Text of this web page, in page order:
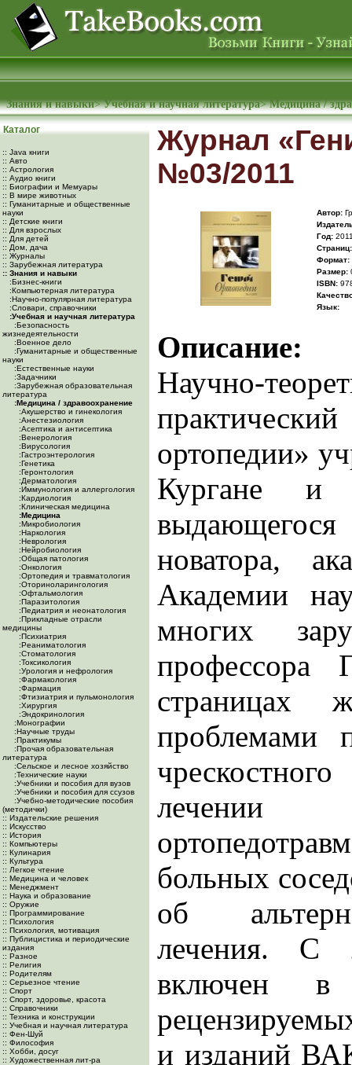
Знания и навыки>Учебная и научная литература>Медицина /
Каталог
:: Java книги
:: Авто
:: Астрология
:: Аудио книги
:: Биографии и Мемуары
:: В мире животных
:: Гуманитарные и общественные
науки
:: Детские книги
:: Для взрослых
:: Для детей
:: Дом, дача
:: Журналы
:: Зарубежная литература
:: Знания и навыки
:Бизнес-книги
:Компьютерная литература
:Научно-популярная литература
:Словари, справочники
:Учебная и научная литература
:Безопасность
жизнедеятельности
:Военное дело
:Гуманитарные и общественные
науки
:Естественные науки
:Задачники
:Зарубежная образовательная
литература
:Медицина / здравоохранение
:Акушерство и гинекология
:Анестезиология
:Асептика и антисептика
:Венерология
:Вирусология
:Гастроэнтерология
:Генетика
:Геронтология
:Дерматология
:Иммунология и аллергология
:Кардиология
:Клиническая медицина
:Медицина
:Микробиология
:Наркология
:Неврология
:Нейробиология
:Общая патология
:Онкология
:Ортопедия и травматология
:Оториноларингология
:Офтальмология
:Паразитология
:Педиатрия и неонатология
:Прикладные отрасли
медицины
:Психиатрия
:Реаниматология
:Стоматология
:Токсикология
:Урология и нефрология
:Фармакология
:Фармация
:Фтизиатрия и пульмонология
:Хирургия
:Эндокринология
:Монографии
:Научные труды
:Практикумы
:Прочая образовательная
литература
:Сельское и лесное хозяйство
:Технические науки
:Учебники и пособия для вузов
:Учебники и пособия для ссузов
:Учебно-методические пособия
(методички)
:: Издательские решения
:: Искусство
:: История
:: Компьютеры
:: Кулинария
:: Культура
:: Легкое чтение
:: Медицина и человек
:: Менеджмент
:: Наука и образование
:: Оружие
:: Программирование
:: Психология
:: Психология, мотивация
:: Публицистика и периодические
издания
:: Разное
:: Религия
:: Родителям
:: Серьезное чтение
:: Спорт
:: Спорт, здоровье, красота
:: Справочники
:: Техника и конструкции
:: Учебная и научная литература
:: Фен-Шуй
:: Философия
:: Хобби, досуг
:: Художественная лит-ра
Журнал
№03/2011
Автор:
Год:
Cтраниц:
Формат:
Размер:
ISBN:
Язык:
Описание:
Научно-
ортопедии»
Кургане и
новатора,
Академии
многих
профессора
страницах
проблемами
лечении
больных
об
лечения. С
включен в
и изданий